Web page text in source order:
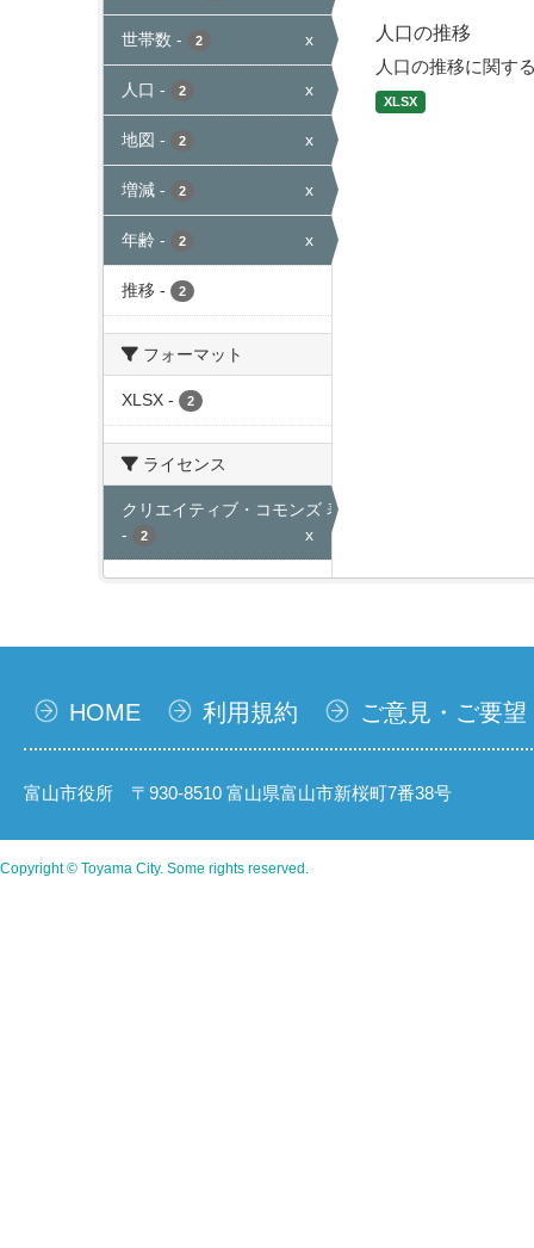
世帯数 - 2 x
人口 - 2 x
地図 - 2 x
増減 - 2 x
年齢 - 2 x
推移 - 2
フォーマット
XLSX - 2
ライセンス
クリエイティブ・コモンズ 表示
-
2 x
人口の推移
人口の推移に関す
XLSX
HOME 利用規約 ご意見・ご要望
富山市役所 〒930-8510 富山県富山市新桜町7番38号
Copyright © Toyama City. Some rights reserved.